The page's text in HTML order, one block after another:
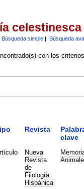
celestinesca
Búsqueda simple| Búsqueda
con los
Revista
clave
Nueva
Revista
de
Filología
Hispánica